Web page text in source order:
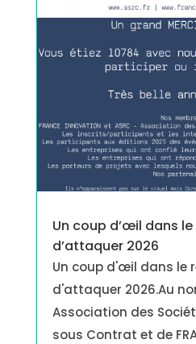
Un coup d’œil dans
d’attaquer 2026
Un coup d'œil dans le
d'attaquer 2026.Au
Association des
sous Contrat et de